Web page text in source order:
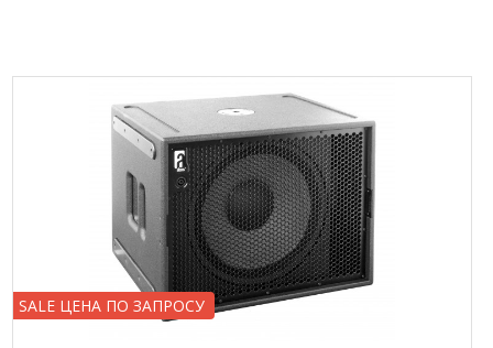
SALE ЦЕНА ПО ЗАПРОСУ